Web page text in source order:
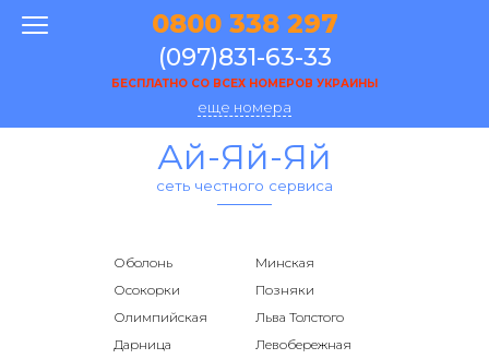
0800 338 297
(097)831-63-33
БЕСПЛАТНО СО ВСЕХ НОМЕРОВ УКРАИНЫ
еще номера
Ай-Яй-Яй
сеть честного сервиса
Оболонь
Минская
Осокорки
Позняки
Олимпийская
Льва Толстого
Дарница
Левобережная